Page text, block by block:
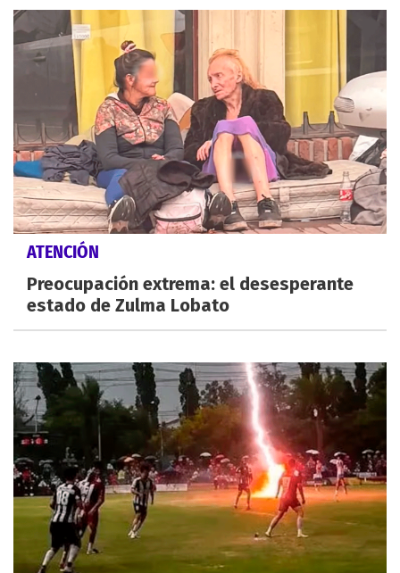
ATENCIÓN
Preocupación extrema: el desesperante
estado de Zulma Lobato